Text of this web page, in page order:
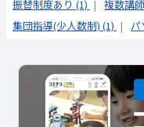
振替制度あり (1) 複数講
集団指導(少人数制) (1)
パ